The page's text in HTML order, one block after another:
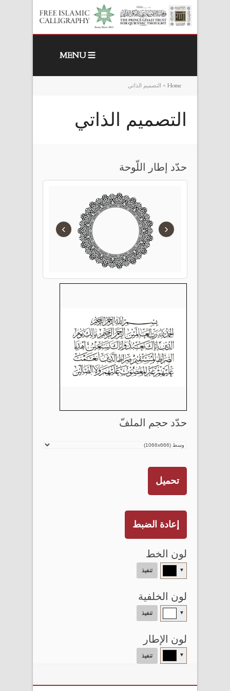
MENU
Home
> التصميم الذاتي
التصميم الذاتي
حدّد إطار اللّوحة
› ‹
حدّد حجم الملفّ
تحميل
إعادة الضبط
لون الخط
▼ تنفيذ
لون الخلفية
▼ تنفيذ
لون الإطار
▼ تنفيذ